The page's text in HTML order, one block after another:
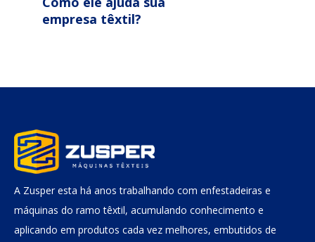
empresa têxtil?
A Zusper esta há anos trabalhando com enfestadeiras e
máquinas do ramo têxtil, acumulando conhecimento e
aplicando em produtos cada vez melhores, embutidos de